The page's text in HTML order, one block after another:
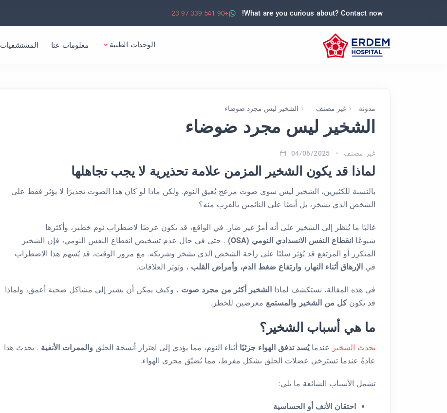
What are you curious about? Contact now!
+90 541 339 97 23
الوحدات الطبية معلومات عنا المستشفيات
مدونة غير مصنف الشخير ليس مجرد ضوضاء
الشخير ليس مجرد ضوضاء
غير مصنف 04/06/2025
لماذا قد يكون الشخير المزمن علامة تحذيرية لا يجب تجاهلها
بالنسبة للكثيرين، الشخير ليس سوى صوت مزعج يُعيق النوم. ولكن ماذا لو كان هذا الصوت تحذيرًا لا يؤثر فقط على
الشخص الذي يشخر، بل أيضًا على النائمين بالقرب منه؟
غالبًا ما يُنظر إلى الشخير على أنه أمرٌ غير ضار. في الواقع، قد يكون عرضًا لاضطراب نوم خطير، وأكثرها
شيوعًا انقطاع النفس الانسدادي النومي (OSA)
. حتى في حال عدم تشخيص انقطاع النفس النومي، فإن الشخير
المتكرر أو المرتفع قد يُؤثر سلبًا على راحة الشخص الذي يشخر وشريكه. مع مرور الوقت، قد يُسهم هذا الاضطراب
في الإرهاق أثناء النهار، وارتفاع ضغط الدم، وأمراض القلب ، وتوتر العلاقات.
في هذه المقالة، نستكشف لماذا الشخير أكثر من مجرد صوت ، وكيف يمكن أن يشير إلى مشاكل صحية أعمق، ولماذا
قد يكونكل من الشخير والمستمع معرضين للخطر.
ما هي أسباب الشخير؟
يحدث الشخير عندمايُسد تدفق الهواء جزئيًا أثناء النوم، مما يؤدي إلى اهتزاز أنسجة الحلق والممرات الأنفية . يحدث هذا
عادةً عندما تسترخي عضلات الحلق بشكل مفرط، مما يُضيّق مجرى الهواء.
تشمل الأسباب الشائعة ما يلي:
احتقان الأنف أو الحساسية